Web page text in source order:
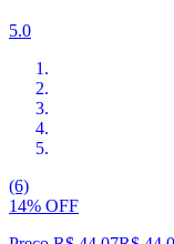
5.0
(6)
14% OFF